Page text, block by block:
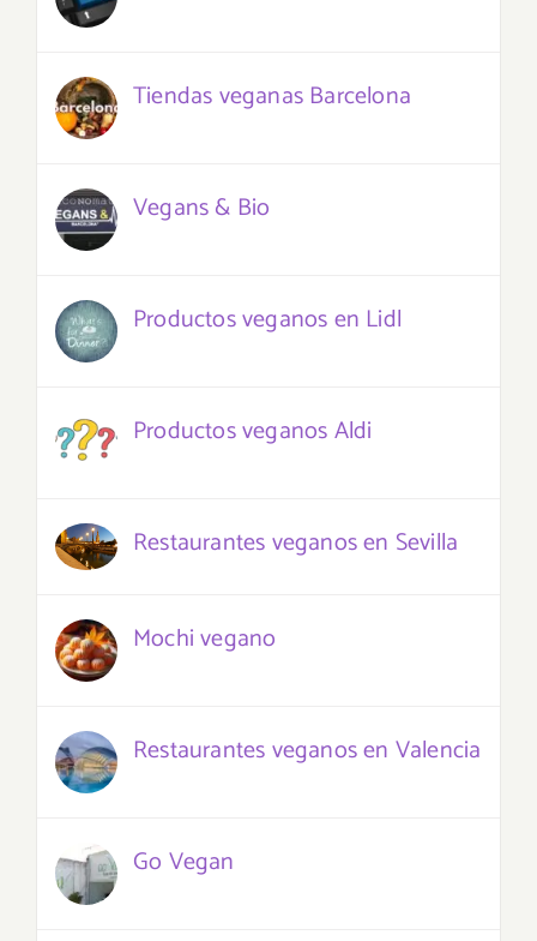
Tiendas veganas Barcelona
Vegans & Bio
Productos veganos en Lidl
Productos veganos Aldi
Restaurantes veganos en Sevilla
Mochi vegano
Restaurantes veganos en Valencia
Go Vegan